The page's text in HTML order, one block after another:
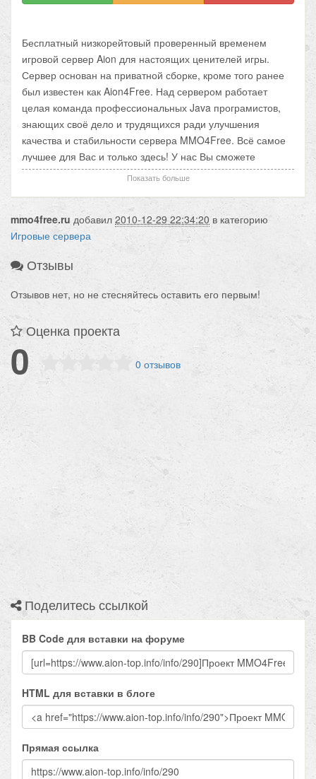
Бесплатный низкорейтовый проверенный временем
игровой сервер Aion для настоящих ценителей игры.
Сервер основан на приватной сборке, кроме того ранее
был известен как Aion4Free. Над сервером работает
целая команда профессиональных Java програмистов,
знающих своё дело и трудящихся ради улучшения
качества и стабильности сервера MMO4Free. Всё самое
лучшее для Вас и только здесь! У нас Вы сможете
насладится незабываемым и захватывающим игровым
игровых ивентах. Кроме того мы гарантируем Вам
стабильность и никаких вайпов!
Мы с Вами начиная с 04.04.10!
Показать больше
mmo4free.ru добавил 2010-12-29 22:34:20 в категорию
Игровые сервера
Отзывы
Отзывов нет, но не стесняйтесь оставить его первым!
Оценка проекта
0 0 отзывов
Поделитесь ссылкой
BB Code для вставки на форуме
HTML для вставки в блоге
Прямая ссылка